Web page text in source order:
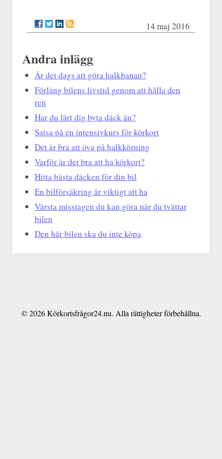
14 maj 2016
Andra inlägg
Är det dags att göra halkbanan?
Förläng bilens livstid genom att hålla den
ren
Har du lärt dig byta däck än?
Satsa på en intensivkurs för körkort
Det är bra att öva på halkkörning
Varför är det bra att ha körkort?
Hitta bästa däcken för din bil
En bilförsäkring är viktigt att ha
Värsta misstagen du kan göra när du tvättar
bilen
Den här bilen ska du inte köpa
© 2026 Körkortsfrågor24.nu. Alla rättigheter förbehållna.